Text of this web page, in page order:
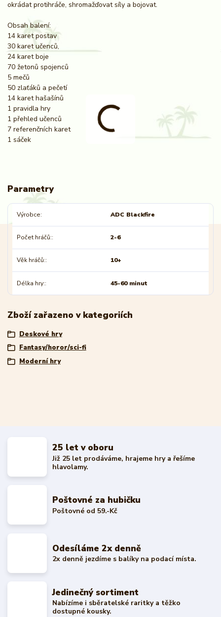
okrádat protihráče, shromažďovat síly a bojovat.
Obsah balení:
14 karet postav
30 karet učenců,
24 karet boje
70 žetonů spojenců
5 mečů
50 zlaťáků a pečetí
14 karet hašašínů
1 pravidla hry
1 přehled učenců
7 referenčních karet
1 sáček
Parametry
Výrobce ADC Blackfire
Počet hráčů: 2-6
Věk hráčů: 10+
Délka hry: 45-60 minut
Zboží zařazeno v kategoriích
Deskové hry
Fantasy/horor/sci-fi
Moderní hry
25 let v oboru
Již 25 let prodáváme, hrajeme hry a řešíme
hlavolamy.
Poštovné za hubičku
Poštovné od 59.-Kč
Odesíláme 2x denně
2x denně jezdíme s balíky na podací místa.
Jedinečný sortiment
Nabízíme i sběratelské raritky a těžko
dostupné kousky.